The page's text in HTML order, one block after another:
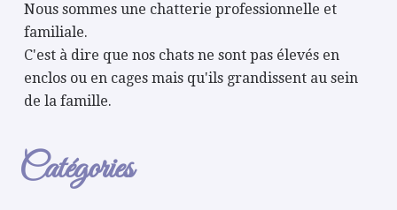
Nous sommes une chatterie professionnelle et
familiale.
C'est à dire que nos chats ne sont pas élevés en
enclos ou en cages mais qu'ils grandissent au sein
de la famille.
Catégories